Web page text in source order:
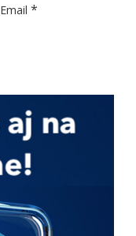
Email *